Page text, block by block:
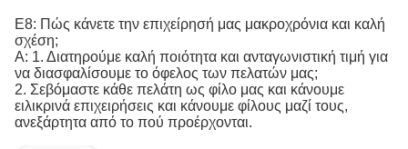
Ε8: Πώς κάνετε την επιχείρησή μας μακροχρόνια και καλή
σχέση;
Α: 1. Διατηρούμε καλή ποιότητα και ανταγωνιστική τιμή για
να διασφαλίσουμε το όφελος των πελατών μας;
2. Σεβόμαστε κάθε πελάτη ως φίλο μας και κάνουμε
ειλικρινά επιχειρήσεις και κάνουμε φίλους μαζί τους,
ανεξάρτητα από το πού προέρχονται.